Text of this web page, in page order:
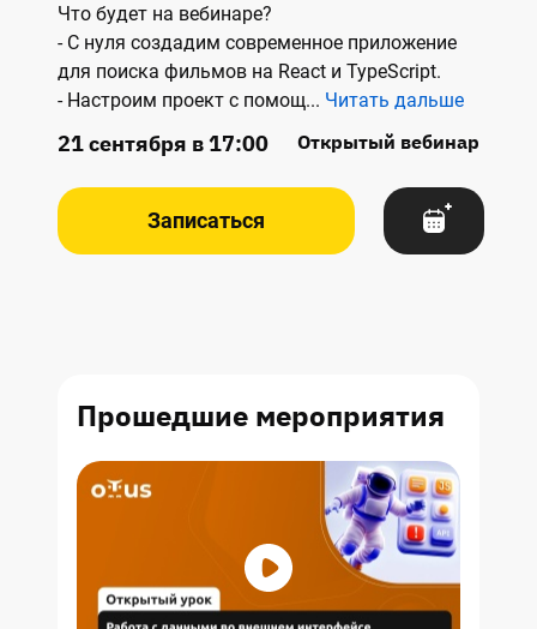
Что будет на вебинаре?
- С нуля создадим современное приложение
для поиска фильмов на React и TypeScript.
- Настроим проект с помощ... Читать дальше
21 сентября в 17:00 Открытый вебинар
Записаться
Прошедшие мероприятия